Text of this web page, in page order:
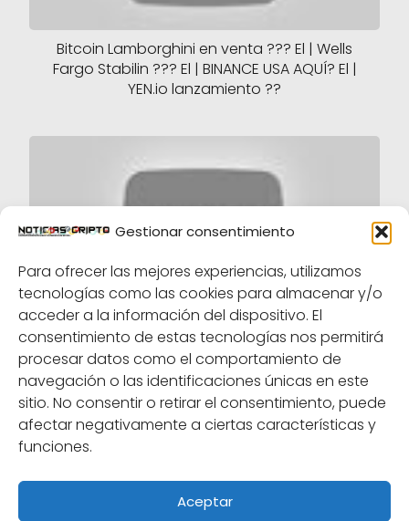
Gestionar consentimiento
Para ofrecer las mejores experiencias, utilizamos
tecnologías como las cookies para almacenar y/o
acceder a la información del dispositivo. El
consentimiento de estas tecnologías nos permitirá
procesar datos como el comportamiento de
navegación o las identificaciones únicas en este
sitio. No consentir o retirar el consentimiento, puede
afectar negativamente a ciertas características y
funciones.
Aceptar
Bitcoin Lamborghini en venta ??? El | Wells
Fargo Stabilin ??? El | BINANCE USA AQUÍ? El |
YEN.io lanzamiento ??
¡La mejor perspectiva de Bitcoin y
especulación! Bitcoin PRIMED: ¡aumento del
100%! -Apagar viene? - ¡GRAN TORO!